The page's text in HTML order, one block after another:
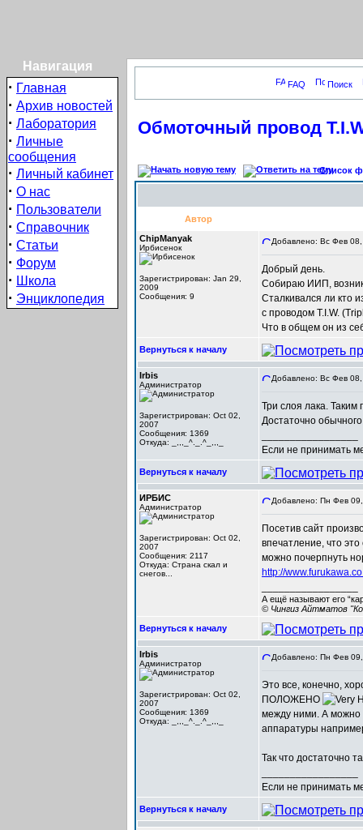
Навигация
· Главная
· Архив новостей
· Лаборатория
· Личные
сообщения
· Личный кабинет
· О нас
· Пользователи
· Справочник
· Статьи
· Форум
· Школа
· Энциклопедия
FAQ Поиск
Обмоточный провод
Список
Автор
ChipManyak
Ирбисенок
Зарегистрирован: Jan 29,
2009
Сообщения: 9
Добавлено: Вс Фев
Добрый день.
Собираю ИИП,
Сталкивался ли кто
с проводом T.I.W.
Что в общем он из
Вернуться к началу
Irbis
Администратор
Зарегистрирован: Oct 02,
2007
Сообщения: 1369
Откуда: _,,,_^._.^_,,,_
Добавлено: Вс Фев
Три слоя лака.
Достаточно
Если не принимать
Вернуться к началу
ИРБИС
Администратор
Зарегистрирован: Oct 02,
2007
Сообщения: 2117
Откуда: Cтрана скал и
снегов...
Добавлено: Пн Фев
Посетив сайт
впечатление, что
можно почерпнуть
http://
А ещё называют его
© Чингиз Айтматов
Вернуться к началу
Irbis
Администратор
Зарегистрирован: Oct 02,
2007
Сообщения: 1369
Откуда: _,,,_^._.^_,,,_
Добавлено: Пн Фев
Это все, конечно,
ПОЛОЖЕНО
между ними. А можно
аппаратуры
Так что достаточно
Если не принимать
Вернуться к началу